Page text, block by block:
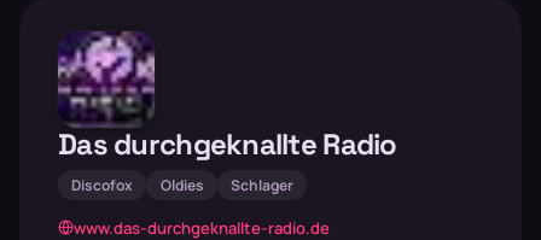
Das durchgeknallte Radio
Discofox Oldies Schlager
www.das-durchgeknallte-radio.de